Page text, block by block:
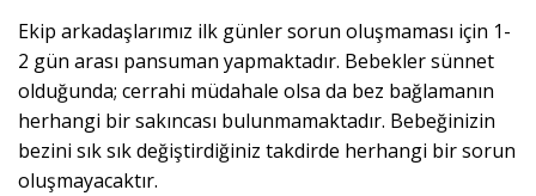
Ekip arkadaşlarımız ilk günler sorun oluşmaması için 1-
2 gün arası pansuman yapmaktadır. Bebekler sünnet
olduğunda; cerrahi müdahale olsa da bez bağlamanın
herhangi bir sakıncası bulunmamaktadır. Bebeğinizin
bezini sık sık değiştirdiğiniz takdirde herhangi bir sorun
oluşmayacaktır.